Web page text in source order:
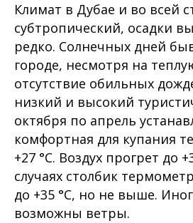
Климат в Дубае и во всей
субтропический, осадки
редко. Солнечных дней
городе, несмотря на
отсутствие обильных
низкий и высокий
октября по апрель
комфортная для купания
+27 °C. Воздух прогрет до
случаях столбик
до +35 °C, но не выше.
возможны ветры.